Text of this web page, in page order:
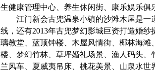
生健康管理中心、养生休闲街、康乐娱乐俱
江门新会古兜温泉小镇的沙滩木屋是一
线，还有2013年古兜梦幻影城巨资打造婚纱
璃教堂、蓝顶钟楼、木屋风情街、椰林海滩
楼、梦幻竹林、草坪婚礼场景、渔人码头、
兰风车、夏威夷吊床、桃花美景、山泉水世